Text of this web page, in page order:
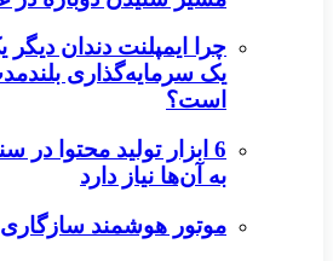
چرا ایمپلنت دندان
یک سرمایه‌گذاری
است؟
6 ابزار تولید محتوا
به آن‌ها نیاز دارد
موتور هوشمند